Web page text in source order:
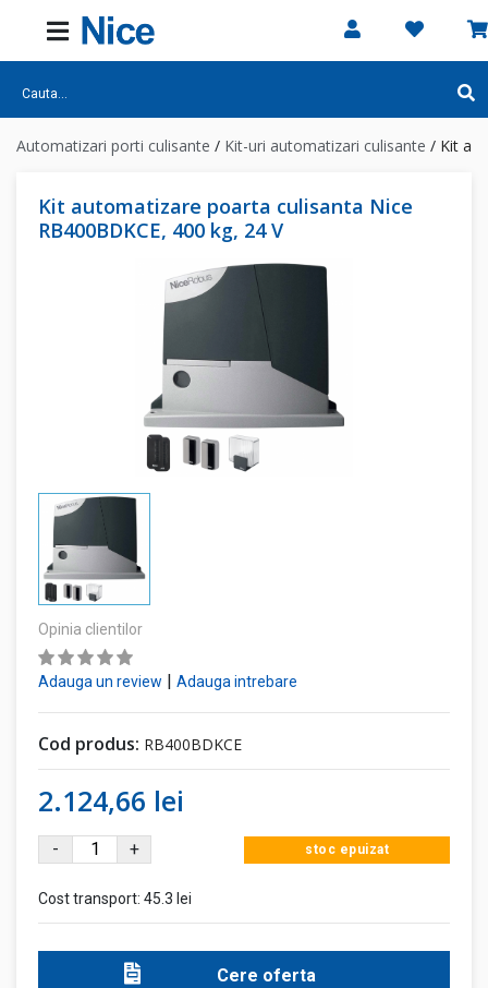
Automatizari porti culisante / Kit-uri automatizari culisante / Kit
Kit automatizare poarta culisanta Nice
RB400BDKCE, 400 kg, 24 V
Opinia clientilor
Adauga un review Adauga intrebare
Cod produs: RB400BDKCE
2.124,66 lei
- + stoc epuizat
Cost transport: 45.3 lei
Cere oferta